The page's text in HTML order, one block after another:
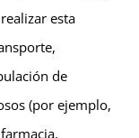
esta
de
(por ejemplo,